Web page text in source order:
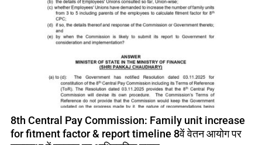
8th Central Pay Commission: Family unit increase
for fitment factor & report timeline 8वें वेतन आयोग पर